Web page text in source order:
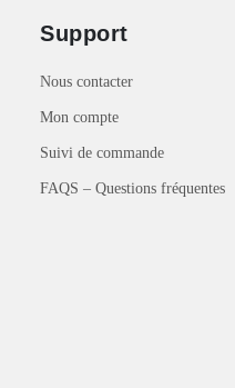
Support
Nous contacter
Mon compte
Suivi de commande
FAQS – Questions fréquentes